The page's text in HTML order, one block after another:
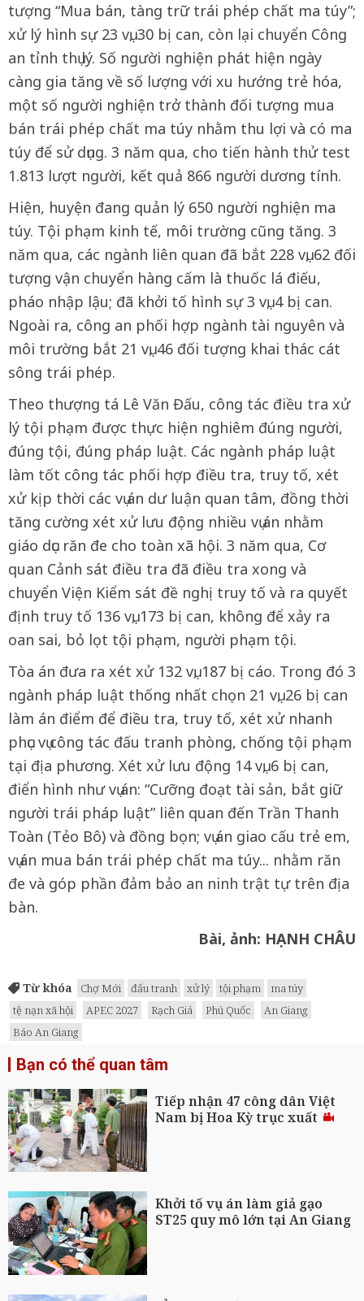
tượng “Mua bán, tàng trữ trái phép chất ma túy”;
xử lý hình sự 23 vụ, 30 bị can, còn lại chuyển Công
an tỉnh thụ lý. Số người nghiện phát hiện ngày
càng gia tăng về số lượng với xu hướng trẻ hóa,
một số người nghiện trở thành đối tượng mua
bán trái phép chất ma túy nhằm thu lợi và có ma
túy để sử dụng. 3 năm qua, cho tiến hành thử test
1.813 lượt người, kết quả 866 người dương tính.
Hiện, huyện đang quản lý 650 người nghiện ma
túy. Tội phạm kinh tế, môi trường cũng tăng. 3
năm qua, các ngành liên quan đã bắt 228 vụ, 62 đối
tượng vận chuyển hàng cấm là thuốc lá điếu,
pháo nhập lậu; đã khởi tố hình sự 3 vụ, 4 bị can.
Ngoài ra, công an phối hợp ngành tài nguyên và
môi trường bắt 21 vụ, 46 đối tượng khai thác cát
sông trái phép.
Theo thượng tá Lê Văn Đấu, công tác điều tra xử
lý tội phạm được thực hiện nghiêm đúng người,
đúng tội, đúng pháp luật. Các ngành pháp luật
làm tốt công tác phối hợp điều tra, truy tố, xét
xử kịp thời các vụ án dư luận quan tâm, đồng thời
tăng cường xét xử lưu động nhiều vụ án nhằm
giáo dục răn đe cho toàn xã hội. 3 năm qua, Cơ
quan Cảnh sát điều tra đã điều tra xong và
chuyển Viện Kiểm sát đề nghị truy tố và ra quyết
định truy tố 136 vụ, 173 bị can, không để xảy ra
oan sai, bỏ lọt tội phạm, người phạm tội.
Tòa án đưa ra xét xử 132 vụ, 187 bị cáo. Trong đó 3
ngành pháp luật thống nhất chọn 21 vụ, 26 bị can
làm án điểm để điều tra, truy tố, xét xử nhanh
phục vụ công tác đấu tranh phòng, chống tội phạm
tại địa phương. Xét xử lưu động 14 vụ, 6 bị can,
điển hình như vụ án: “Cưỡng đoạt tài sản, bắt giữ
người trái pháp luật” liên quan đến Trần Thanh
Toàn (Tẻo Bô) và đồng bọn; vụ án giao cấu trẻ em,
vụ án mua bán trái phép chất ma túy... nhằm răn
đe và góp phần đảm bảo an ninh trật tự trên địa
bàn.
Bài, ảnh: HẠNH CHÂU
Từ khóa Chợ Mới đấu tranh xử lý tội phạm
ma túy
tệ nạn xã hội
APEC 2027 Rạch Giá Phú Quốc
An Giang
Báo An Giang
Bạn có thể quan tâm
Tiếp nhận 47 công dân Việt
Nam bị Hoa Kỳ trục xuất
Khởi tố vụ án làm giả gạo
ST25 quy mô lớn tại An Giang